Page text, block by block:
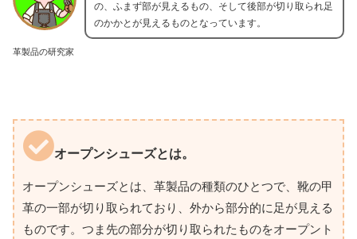
革製品の研究家
の、ふまず部が見えるもの、そして後部が切り取られ足
のかかとが見えるものとなっています。
オープンシューズとは。
オープンシューズとは、革製品の種類のひとつで、靴の甲
革の一部が切り取られており、外から部分的に足が見える
ものです。つま先の部分が切り取られたものをオープント